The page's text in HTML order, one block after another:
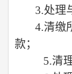
3.处理
4.清缴
款；
5.清